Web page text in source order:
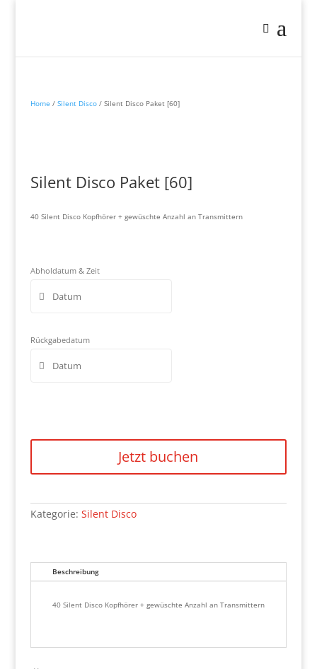
Home / Silent Disco/ Silent Disco Paket [60]
Silent Disco Paket [60]
40 Silent Disco Kopfhörer + gewüschte Anzahl an Transmittern
Abholdatum & Zeit
Rückgabedatum
Jetzt buchen
Kategorie: Silent Disco
Beschreibung
40 Silent Disco Kopfhörer + gewüschte Anzahl an Transmittern